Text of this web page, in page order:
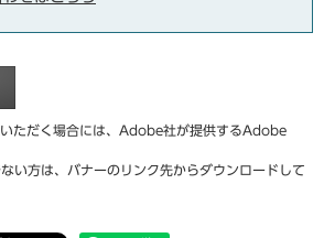
ただく場合には、Adobe社が提供するAdobe
い方は、バナーのリンク先からダウンロードして